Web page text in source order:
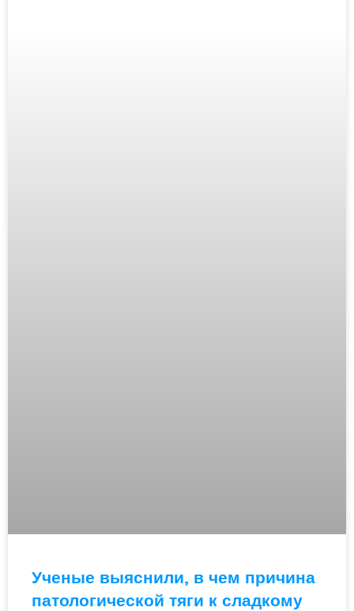
Ученые выяснили, в чем причина
патологической тяги к сладкому